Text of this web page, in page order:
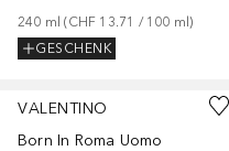
240 ml (CHF 13.71 / 100 ml)
GESCHENK
VALENTINO
Born In Roma Uomo